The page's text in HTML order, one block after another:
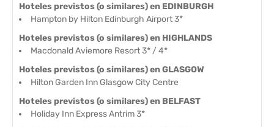
Hoteles previstos (o similares) en EDINBURGH
Hampton by Hilton Edinburgh Airport 3*
Hoteles previstos (o similares) en HIGHLANDS
Macdonald Aviemore Resort 3* / 4*
Hoteles previstos (o similares) en GLASGOW
Hilton Garden Inn Glasgow City Centre
Hoteles previstos (o similares) en BELFAST
Holiday Inn Express Antrim 3*